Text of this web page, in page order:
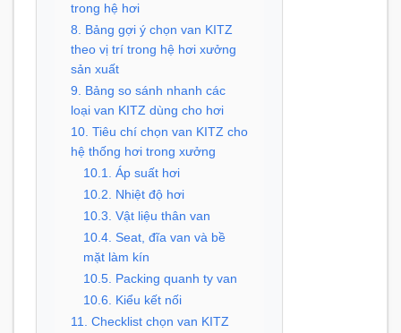
trong hệ hơi
8. Bảng gợi ý chọn van KITZ
theo vị trí trong hệ hơi xưởng
sản xuất
9. Bảng so sánh nhanh các
loại van KITZ dùng cho hơi
10. Tiêu chí chọn van KITZ cho
hệ thống hơi trong xưởng
10.1. Áp suất hơi
10.2. Nhiệt độ hơi
10.3. Vật liệu thân van
10.4. Seat, đĩa van và bề
mặt làm kín
10.5. Packing quanh ty van
10.6. Kiểu kết nối
11. Checklist chọn van KITZ